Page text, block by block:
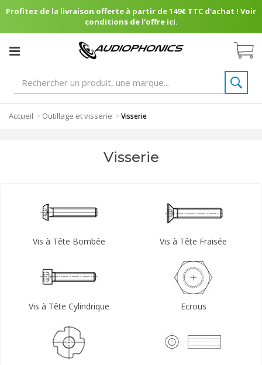
Profitez de la livraison offerte à partir de 149€ TTC d'achat ! Voir
conditions de l'offre ici.
Accueil > Outillage et visserie >Visserie
Visserie
Vis à Tête Bombée Vis à Tête Fraisée
Vis à Tête Cylindrique Ecrous